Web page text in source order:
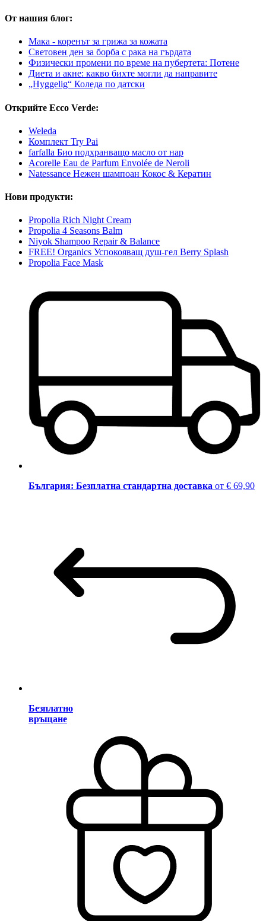
От нашия блог:
Мака - коренът за грижа за кожата
Световен ден за борба с рака на гърдата
Физически промени по време на пубертета: Потене
Диета и акне: какво бихте могли да направите
„Hyggelig“ Коледа по датски
Открийте Ecco Verde:
Weleda
Комплект Try Pai
farfalla Био подхранващо масло от нар
Acorelle Eau de Parfum Envolée de Neroli
Natessance Нежен шампоан Кокос & Кератин
Нови продукти:
Propolia Rich Night Cream
Propolia 4 Seasons Balm
Niyok Shampoo Repair & Balance
FREE! Organics Успокояващ душ-гел Berry Splash
Propolia Face Mask
България: Безплатна стандартна доставка от € 69,90
Безплатно
връщане